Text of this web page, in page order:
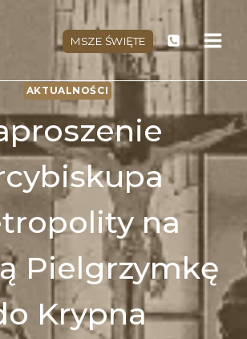
MSZE ŚWIĘTE
AKTUALNOŚCI
na
Pielgrzymkę
Krypna